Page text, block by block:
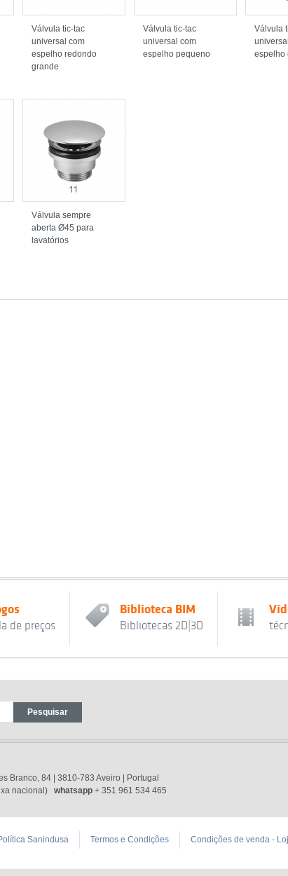
Válvula tic-tac
universal com
espelho redondo
grande
Válvula tic-tac
universal com
espelho pequeno
Válvula
espelho
Válvula sempre
aberta Ø45 para
lavatórios
de preços
Biblioteca BIM
Bibliotecas 2D|3D
Branco, 84 | 3810-783 Aveiro | Portugal
nacional) whatsapp + 351 961 534 465
Sanindusa Termos e Condições Condições de venda -